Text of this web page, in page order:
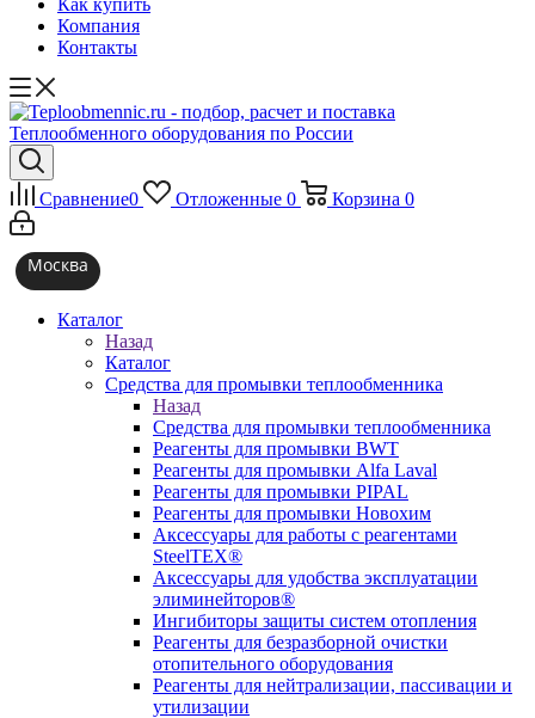
Как купить
Компания
Контакты
Сравнение0 Отложенные 0 Корзина 0
Москва
Каталог
Назад
Каталог
Средства для промывки теплообменника
Назад
Средства для промывки теплообменника
Реагенты для промывки BWT
Реагенты для промывки Alfa Laval
Реагенты для промывки PIPAL
Реагенты для промывки Новохим
Аксессуары для работы с реагентами
SteelTEX®
Аксессуары для удобства эксплуатации
элиминейторов®
Ингибиторы защиты систем отопления
Реагенты для безразборной очистки
отопительного оборудования
Реагенты для нейтрализации, пассивации и
утилизации